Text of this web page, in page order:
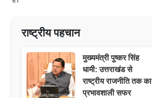
राष्ट्रीय पहचान
मुख्यमंत्री पुष्कर सिंह
धामी: उत्तराखंड से
राष्ट्रीय राजनीति तक का
प्रभावशाली सफर